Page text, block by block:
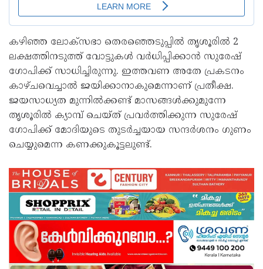
കഴിഞ്ഞ ലോക്‌സഭാ തെരഞ്ഞെടുപ്പില്‍ തൃശൂരില്‍ 2
ലക്ഷത്തിനടുത്ത് വോട്ടുകള്‍ വര്‍ധിപ്പിക്കാന്‍ സുരേഷ്
ഗോപിക്ക് സാധിച്ചിരുന്നു. ഇത്തവണ അതേ പ്രകടനം
കാഴ്ചവെച്ചാല്‍ ജയിക്കാനാകുമെന്നാണ് പ്രതീക്ഷ.
ജയസാധ്യത മുന്നില്‍ക്കണ്ട് മാസങ്ങള്‍ക്കുമുന്നേ
തൃശൂരില്‍ ക്യാമ്പ് ചെയ്ത് പ്രവര്‍ത്തിക്കുന്ന സുരേഷ്
ഗോപിക്ക് മോദിയുടെ തുടര്‍ച്ചയായ സന്ദര്‍ശനം ഗുണം
ചെയ്യുമെന്ന കണക്കുകൂട്ടലുണ്ട്.